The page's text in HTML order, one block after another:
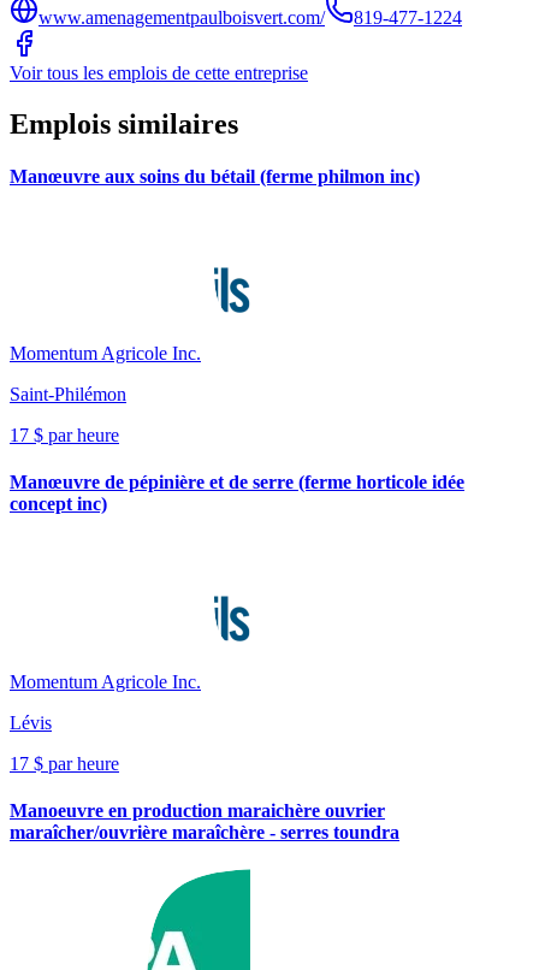
www.amenagementpaulboisvert.com/ 819-477-1224
Voir tous les emplois de cette entreprise
Emplois similaires
Manœuvre aux soins du bétail (ferme philmon inc)
Momentum Agricole Inc.
Saint-Philémon
17 $ par heure
Manœuvre de pépinière et de serre (ferme horticole idée
concept inc)
Momentum Agricole Inc.
Lévis
17 $ par heure
Manoeuvre en production maraichère ouvrier
maraîcher/ouvrière maraîchère - serres toundra